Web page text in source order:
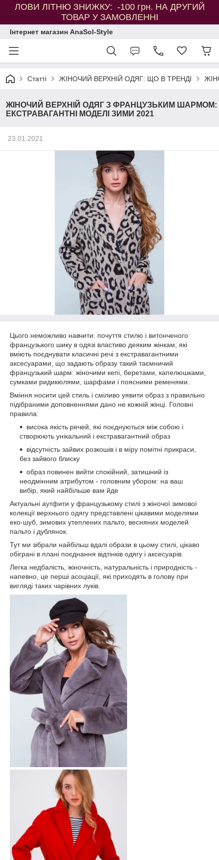
ЛОВИ ЛІТНЮ ЗНИЖКУ: -100 грн. НА ДРУГИЙ
ТОВАР У ЗАМОВЛЕННІ
Інтернет магазин AnaSol-Style
Статті ЖІНОЧИЙ ВЕРХНІЙ ОДЯГ: ЩО В ТРЕНДІ
ЖІНОЧИЙ ВЕРХНІЙ ОДЯГ З ФРАНЦУЗЬКИМ ШАРМОМ:
ЕКСТРАВАГАНТНІ МОДЕЛІ ЗИМИ 2021
23.01.2021
Цього неможливо навчити: почуття стилю і витонченого
французького шику в одязі властиво деяким жінкам, які
вміють поєднувати класичні речі з екстравагантними
аксесуарами, що задають образу такий таємничий
французький шарм: жіночими кепі, беретами, капелюшками,
сумками ридикюлями, шарфами і поясними ременями.
Вміння носити цей стиль і сміливо уявити образ з правильно
підібраними доповненнями дано не кожній жінці. Головні
правила:
висока якість речей, які поєднуються між собою і
створюють унікальний і екстравагантний образ
відсутність зайвих розкошів і в міру помітні прикраси,
без зайвого блиску
образ повинен вийти спокійний, затишний із
неодмінним атрибутом - головним убором: на ваш
вибір, який найбільше вам йде
Актуальні аутфити у французькому стилі з жіночої зимової
колекції верхнього одягу представлені цікавими моделями
еко-шуб, зимових утеплених пальто, весняних моделей
пальто і дублянок.
Тут ми зібрали найбільш вдалі образи в цьому стилі, цікаво
обіграні в плані поєднання відтінків одягу і аксесуарів.
Легка недбалість, жіночність, натуральність і природність -
напевно, це перші асоціації, які приходять в голову при
вигляді таких чарівних луків.